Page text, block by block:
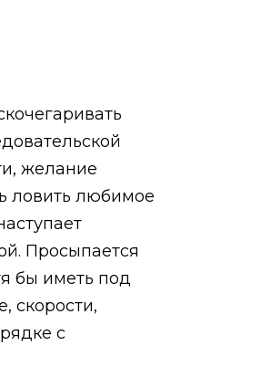
желание
ловить любимое
Просыпается
бы иметь под
скорости,
с